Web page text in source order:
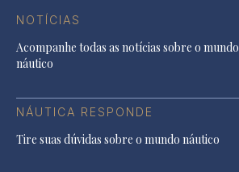
NOTÍCIAS
Acompanhe todas as notícias sobre o mundo
náutico
NÁUTICA RESPONDE
Tire suas dúvidas sobre o mundo náutico